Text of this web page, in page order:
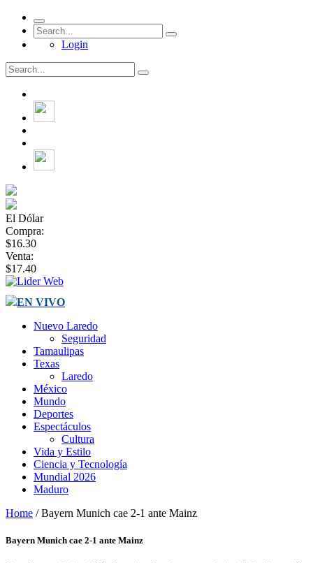
Login
El Dólar
Compra:
$16.30
Venta:
$17.40
EN VIVO
Nuevo Laredo
Seguridad
Tamaulipas
Texas
Laredo
México
Mundo
Deportes
Espectáculos
Cultura
Vida y Estilo
Ciencia y Tecnología
Mundial 2026
Maduro
Home / Bayern Munich cae 2-1 ante Mainz
Bayern Munich cae 2-1 ante Mainz